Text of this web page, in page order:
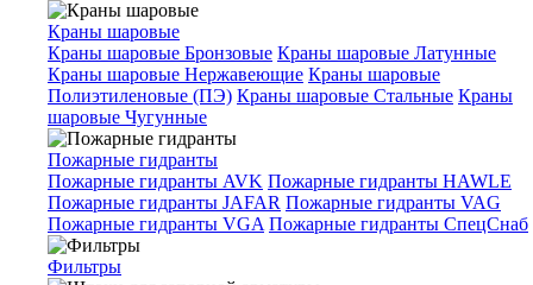
Краны шаровые
Краны шаровые Бронзовые Краны шаровые Латунные
Краны шаровые Нержавеющие Краны шаровые
Полиэтиленовые (ПЭ) Краны шаровые Стальные Краны
шаровые Чугунные
Пожарные гидранты
Пожарные гидранты AVK Пожарные гидранты HAWLE
Пожарные гидранты JAFAR Пожарные гидранты VAG
Пожарные гидранты VGA Пожарные гидранты СпецСнаб
Фильтры